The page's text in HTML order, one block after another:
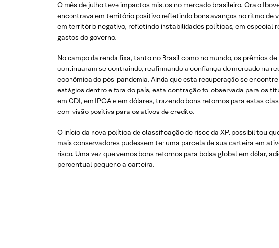
O mês de julho teve impactos mistos no mercado brasileiro. Ora o
encontrava em território positivo refletindo bons avanços no ritmo de
em território negativo, refletindo instabilidades políticas, em especial
gastos do governo.
No campo da renda fixa, tanto no Brasil como no mundo, os prêmios
continuaram se contraindo, reafirmando a confiança do mercado na
econômica do pós-pandemia. Ainda que esta recuperação se
estágios dentro e fora do país, esta contração foi observada para os
em CDI, em IPCA e em dólares, trazendo bons retornos para estas
com visão positiva para os ativos de credito.
O início da nova política de classificação de risco da XP, possibilitou
mais conservadores pudessem ter uma parcela de sua carteira em
risco. Uma vez que vemos bons retornos para bolsa global em dólar,
percentual pequeno a carteira.